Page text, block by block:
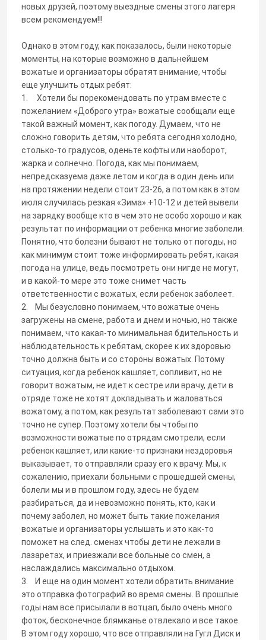
новых друзей, поэтому выездные смены этого лагеря
всем рекомендуем!!!
Однако в этом году, как показалось, были некоторые
моменты, на которые возможно в дальнейшем
вожатые и организаторы обратят внимание, чтобы
еще улучшить отдых ребят:
1. Хотели бы порекомендовать по утрам вместе с
пожеланием «Доброго утра» вожатые сообщали еще
такой важный момент, как погоду. Думаем, что не
сложно говорить детям, что ребята сегодня холодно,
столько-то градусов, оденьте кофты или наоборот,
жарка и солнечно. Погода, как мы понимаем,
непредсказуема даже летом и когда в один день или
на протяжении недели стоит 23-26, а потом как в этом
июля случилась резкая «Зима» +10-12 и детей вывели
на зарядку вообще кто в чем это не особо хорошо и как
результат по информации от ребенка многие заболели.
Понятно, что болезни бывают не только от погоды, но
как минимум стоит тоже информировать ребят, какая
погода на улице, ведь посмотреть они нигде не могут,
и в какой-то мере это тоже снимет часть
ответственности с вожатых, если ребенок заболеет.
2. Мы безусловно понимаем, что вожатые очень
загружены на смене, работа и днем и ночью, но также
понимаем, что какая-то минимальная бдительность и
наблюдательность к ребятам, скорее к их здоровью
точно должна быть и со стороны вожатых. Потому
ситуация, когда ребенок кашляет, сопливит, но не
говорит вожатым, не идет к сестре или врачу, дети в
отряде тоже не хотят докладывать и жаловаться
вожатому, а потом, как результат заболевают сами это
точно не супер. Поэтому хотели бы чтобы по
возможности вожатые по отрядам смотрели, если
ребенок кашляет, или какие-то признаки нездоровья
выказывает, то отправляли сразу его к врачу. Мы, к
сожалению, приехали больными с прошедшей смены,
болели мы и в прошлом году, здесь не будем
разбираться, да и невозможно понять, кто, как и
почему заболел, но может быть такие пожелания
вожатые и организаторы услышать и это как-то
поможет на след. сменах чтобы дети не лежали в
лазаретах, и приезжали все больные со смен, а
наслаждались максимально отдыхом.
3. И еще на один момент хотели обратить внимание
это отправка фотографий во время смены. В прошлые
годы нам все присылали в вотцап, было очень много
фоток, бесконечное блямканье отвлекало и все такое.
В этом году хорошо, что все отправляли на Гугл Диск и